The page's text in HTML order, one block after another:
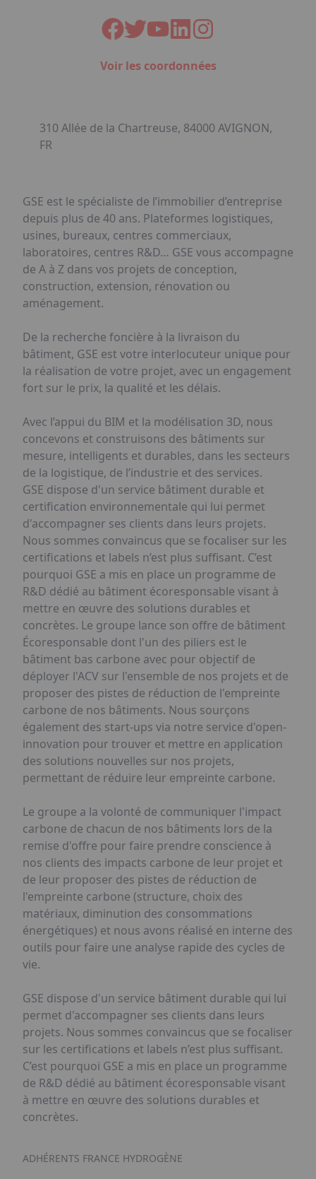
Voir les coordonnées
310 Allée de la Chartreuse, 84000 AVIGNON,
FR
GSE est le spécialiste de l’immobilier d’entreprise
depuis plus de 40 ans. Plateformes logistiques,
usines, bureaux, centres commerciaux,
laboratoires, centres R&D… GSE vous accompagne
de A à Z dans vos projets de conception,
construction, extension, rénovation ou
aménagement.
De la recherche foncière à la livraison du
bâtiment, GSE est votre interlocuteur unique pour
la réalisation de votre projet, avec un engagement
fort sur le prix, la qualité et les délais.
Avec l’appui du BIM et la modélisation 3D, nous
concevons et construisons des bâtiments sur
mesure, intelligents et durables, dans les secteurs
de la logistique, de l’industrie et des services.
GSE dispose d'un service bâtiment durable et
certification environnementale qui lui permet
d'accompagner ses clients dans leurs projets.
Nous sommes convaincus que se focaliser sur les
certifications et labels n’est plus suffisant. C’est
pourquoi GSE a mis en place un programme de
R&D dédié au bâtiment écoresponsable visant à
mettre en œuvre des solutions durables et
concrètes. Le groupe lance son offre de bâtiment
Écoresponsable dont l'un des piliers est le
bâtiment bas carbone avec pour objectif de
déployer l'ACV sur l'ensemble de nos projets et de
proposer des pistes de réduction de l'empreinte
carbone de nos bâtiments. Nous sourçons
également des start-ups via notre service d'open-
innovation pour trouver et mettre en application
des solutions nouvelles sur nos projets,
permettant de réduire leur empreinte carbone.
Le groupe a la volonté de communiquer l'impact
carbone de chacun de nos bâtiments lors de la
remise d'offre pour faire prendre conscience à
nos clients des impacts carbone de leur projet et
de leur proposer des pistes de réduction de
l'empreinte carbone (structure, choix des
matériaux, diminution des consommations
énergétiques) et nous avons réalisé en interne des
outils pour faire une analyse rapide des cycles de
vie.
GSE dispose d'un service bâtiment durable qui lui
permet d'accompagner ses clients dans leurs
projets. Nous sommes convaincus que se focaliser
sur les certifications et labels n’est plus suffisant.
C’est pourquoi GSE a mis en place un programme
de R&D dédié au bâtiment écoresponsable visant
à mettre en œuvre des solutions durables et
concrètes.
ADHÉRENTS FRANCE HYDROGÈNE